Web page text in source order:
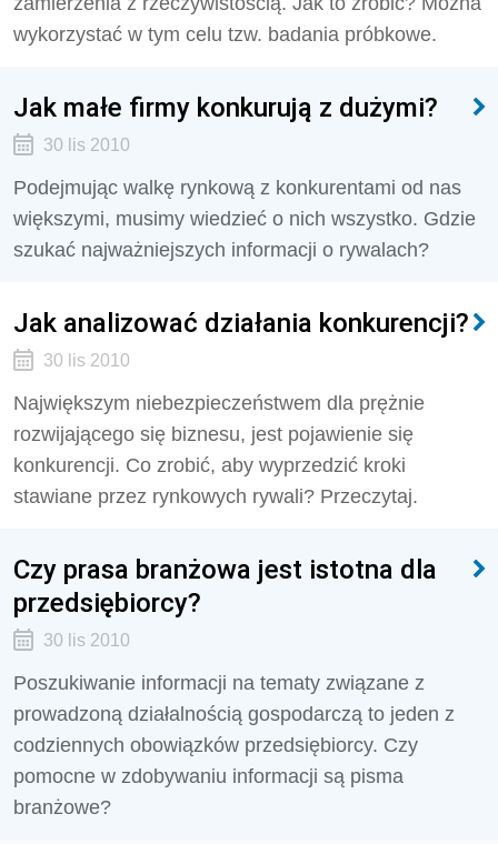
wykorzystać w tym celu tzw. badania próbkowe.
Jak małe firmy konkurują z dużymi?
30 lis 2010
Podejmując walkę rynkową z konkurentami od nas
większymi, musimy wiedzieć o nich wszystko. Gdzie
szukać najważniejszych informacji o rywalach?
Jak analizować działania konkurencji?
30 lis 2010
Największym niebezpieczeństwem dla prężnie
rozwijającego się biznesu, jest pojawienie się
konkurencji. Co zrobić, aby wyprzedzić kroki
stawiane przez rynkowych rywali? Przeczytaj.
Czy prasa branżowa jest istotna dla
przedsiębiorcy?
30 lis 2010
Poszukiwanie informacji na tematy związane z
prowadzoną działalnością gospodarczą to jeden z
codziennych obowiązków przedsiębiorcy. Czy
pomocne w zdobywaniu informacji są pisma
branżowe?